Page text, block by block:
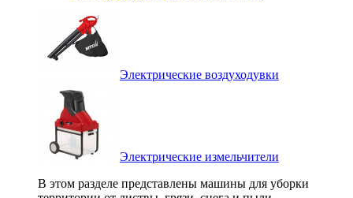
Электрические воздуходувки
Электрические измельчители
В этом разделе представлены машины для уборки